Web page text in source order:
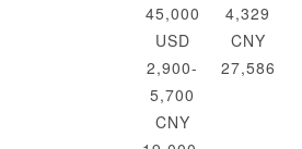
45,000
USD
2,900-
5,700
CNY
4,329
CNY
27,586